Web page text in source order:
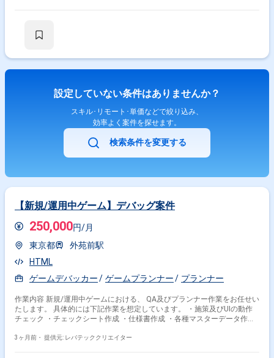
設定していない条件はありませんか？
スキル･リモート･単価などで絞り込み、
効率よく案件を探せます。
検索条件を変更する
【新規/運用中ゲーム】デバッグ案件
250,000円/月
東京都
外苑前駅
HTML
ゲームデバッカー
ゲームプランナー プランナー
作業内容 新規/運用中ゲームにおける、 QA及びプランナー作業をお任せい
たします。 具体的には下記作業を想定しています。 ・施策及びUIの動作
チェック ・チェックシート作成 ・仕様書作成 ・各種マスターデータ作成
3ヶ月前・ 提供元: レバテッククリエイター